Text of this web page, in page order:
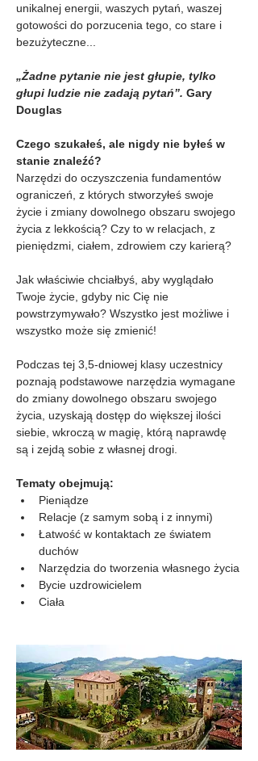
unikalnej energii, waszych pytań, waszej
gotowości do porzucenia tego, co stare i
bezużyteczne...
„Żadne pytanie nie jest głupie, tylko
głupi ludzie nie zadają pytań”. Gary
Douglas
Czego szukałeś, ale nigdy nie byłeś w
stanie znaleźć?
Narzędzi do oczyszczenia fundamentów
ograniczeń, z których stworzyłeś swoje
życie i zmiany dowolnego obszaru swojego
życia z lekkością? Czy to w relacjach, z
pieniędzmi, ciałem, zdrowiem czy karierą?
Jak właściwie chciałbyś, aby wyglądało
Twoje życie, gdyby nic Cię nie
powstrzymywało? Wszystko jest możliwe i
wszystko może się zmienić!
Podczas tej 3,5-dniowej klasy uczestnicy
poznają podstawowe narzędzia wymagane
do zmiany dowolnego obszaru swojego
życia, uzyskają dostęp do większej ilości
siebie, wkroczą w magię, którą naprawdę
są i zejdą sobie z własnej drogi.
Tematy obejmują:
Pieniądze
Relacje (z samym sobą i z innymi)
Łatwość w kontaktach ze światem
duchów
Narzędzia do tworzenia własnego życia
Bycie uzdrowicielem
Ciała